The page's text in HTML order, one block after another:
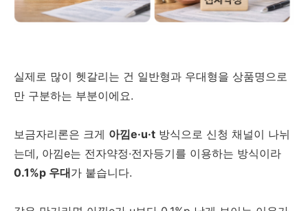
실제로 많이 헷갈리는 건 일반형과 우대형을 상품명으로
만 구분하는 부분이에요.
보금자리론은 크게 아낌e·u·t 방식으로 신청 채널이 나뉘
는데, 아낌e는 전자약정·전자등기를 이용하는 방식이라
0.1%p 우대가 붙습니다.